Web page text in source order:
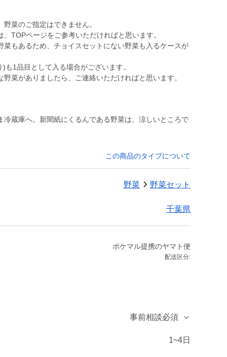
菜のご指定はできません。
TOPページをご参考いただければと思います。
もあるため、チョイスセットにない野菜も入るケースが
1品目として入る場合がございます。
菜がありましたら、ご連絡いただければと思います。
冷蔵庫へ。新聞紙にくるんである野菜は、涼しいところで
この商品のタイプについて
野菜 野菜セット
千葉県
ポケマル提携のヤマト便
配送区分:
事前相談必須
1~4日